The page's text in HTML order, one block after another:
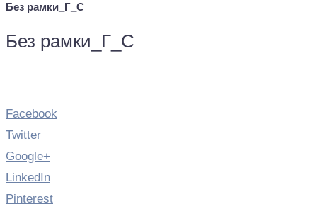
Без рамки_Г_С
Без рамки_Г_С
Facebook
Twitter
Google+
LinkedIn
Pinterest